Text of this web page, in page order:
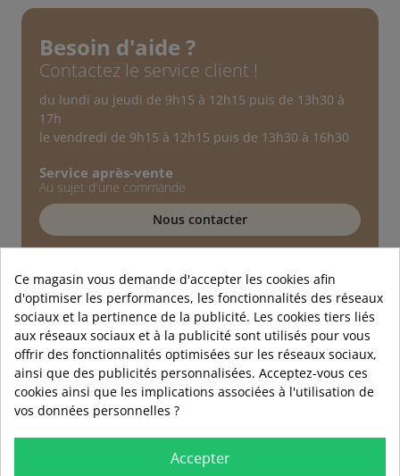
Besoin d'aide ?
Contactez le service client !
du lundi au jeudi de 9h15 à 12h15 puis de 13h30 à
17h
le vendredi de 9h15 à 12h15 puis de 13h30 à 16h30
Service après-vente
Au sujet d'une commande
Nous contacter
Conseils d'experts
01 89 72 40 90
Ce magasin vous demande d'accepter les cookies afin
d'optimiser les performances, les fonctionnalités des réseaux
sociaux et la pertinence de la publicité. Les cookies tiers liés
aux réseaux sociaux et à la publicité sont utilisés pour vous
offrir des fonctionnalités optimisées sur les réseaux sociaux,
ainsi que des publicités personnalisées. Acceptez-vous ces
cookies ainsi que les implications associées à l'utilisation de
vos données personnelles ?
Accepter